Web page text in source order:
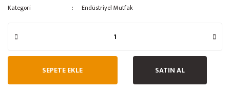
Kategori Endüstriyel Mutfak
SEPETE EKLE SATIN AL